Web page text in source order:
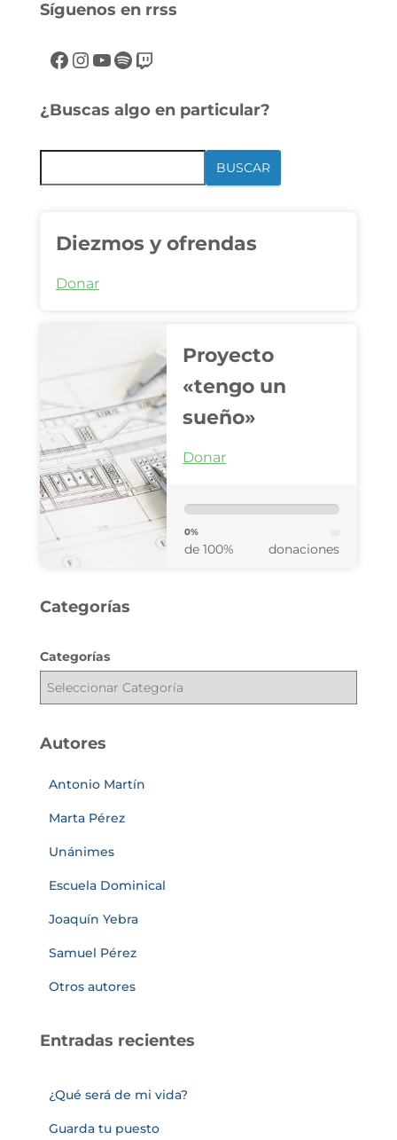
Síguenos en rrss
¿Buscas algo en particular?
BUSCAR
Diezmos y ofrendas
Donar
Proyecto
«tengo un
sueño»
Donar
0%
de 100% donaciones
Categorías
Categorías
Autores
Antonio Martín
Marta Pérez
Unánimes
Escuela Dominical
Joaquín Yebra
Samuel Pérez
Otros autores
Entradas recientes
¿Qué será de mi vida?
Guarda tu puesto